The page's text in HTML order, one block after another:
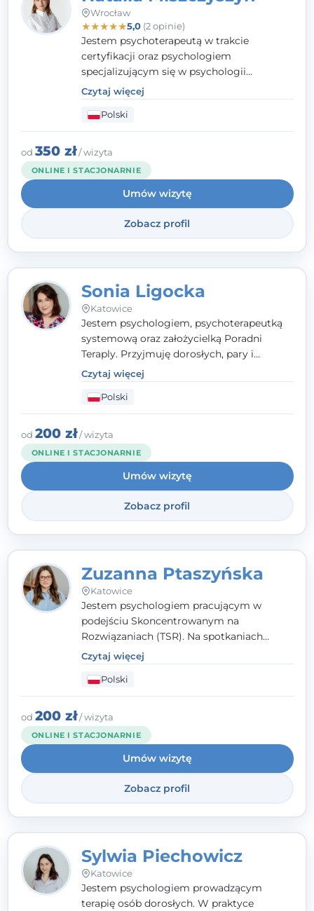
Wrocław
★★★★★5,0(2 opinie)
Jestem psychoterapeutą w trakcie
certyfikacji oraz psychologiem
specjalizującym się w psychologii
klinicznej. Ukończyłam również studia
podyplomowe z Praktycznej Diagnozy
Psychologicznej. Aktywnie uczestniczę w
działalności Polskiego Towarzystwa
Psychiatrycznego oraz Polskiego
Towarzystwa Psychologicznego, a także
jestem członkiem nadzwyczajnym
Wielkopolskiego Towarzystwa Terapii
Systemowej.
Czytaj więcej
Polski
od 350 zł/ wizyta
ONLINE I STACJONARNIE
Umów wizytę
Zobacz profil
Sonia Ligocka
Katowice
Jestem psychologiem, psychoterapeutką
systemową oraz założycielką Poradni
Teraply. Przyjmuję dorosłych, pary i
rodziny, dobierając metody do
indywidualnych zasobów pacjenta. Wierzę
w drzemiące w Tobie zasoby, które
pozwolą Ci wyjść z kryzysu - a jeśli jeszcze
ich nie widzisz, pomogę Ci je odsłonić.
Czytaj więcej
Polski
od 200 zł/ wizyta
ONLINE I STACJONARNIE
Umów wizytę
Zobacz profil
Zuzanna Ptaszyńska
Katowice
Jestem psychologiem pracującym w
podejściu Skoncentrowanym na
Rozwiązaniach (TSR). Na spotkaniach
pracuję w sposób dopasowany do Ciebie -
nawet jeśli na starcie nie wiesz dokładnie,
czego potrzebujesz, odkrywamy to razem,
krok po kroku. Towarzyszę dorosłym oraz
młodzieży od 13. roku życia.
Czytaj więcej
Polski
od 200 zł/ wizyta
ONLINE I STACJONARNIE
Umów wizytę
Zobacz profil
Sylwia Piechowicz
Katowice
Jestem psychologiem prowadzącym
terapię osób dorosłych. W praktyce